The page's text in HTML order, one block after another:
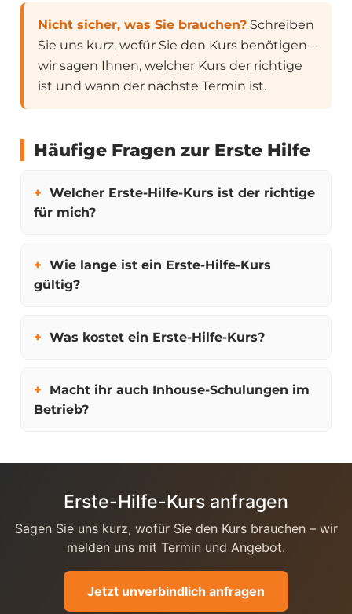
Nicht sicher, was Sie brauchen? Schreiben
Sie uns kurz, wofür Sie den Kurs benötigen –
wir sagen Ihnen, welcher Kurs der richtige
ist und wann der nächste Termin ist.
Häufige Fragen zur Erste Hilfe
Welcher Erste-Hilfe-Kurs ist der richtige
für mich?
Wie lange ist ein Erste-Hilfe-Kurs
gültig?
Was kostet ein Erste-Hilfe-Kurs?
Macht ihr auch Inhouse-Schulungen im
Betrieb?
Erste-Hilfe-Kurs anfragen
Sagen Sie uns kurz, wofür Sie den Kurs brauchen – wir
melden uns mit Termin und Angebot.
Jetzt unverbindlich anfragen